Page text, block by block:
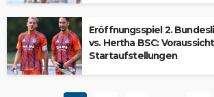
Eröffnungsspiel 2.
vs. Hertha BSC:
Startaufstellungen